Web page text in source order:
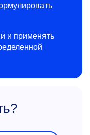
и применять